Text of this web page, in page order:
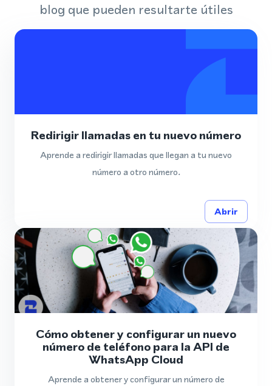
blog que pueden resultarte útiles
Redirigir llamadas en tu nuevo número
Aprende a redirigir llamadas que llegan a tu nuevo
número a otro número.
Abrir
Cómo obtener y configurar un nuevo
número de teléfono para la API de
WhatsApp Cloud
Aprende a obtener y configurar un número de